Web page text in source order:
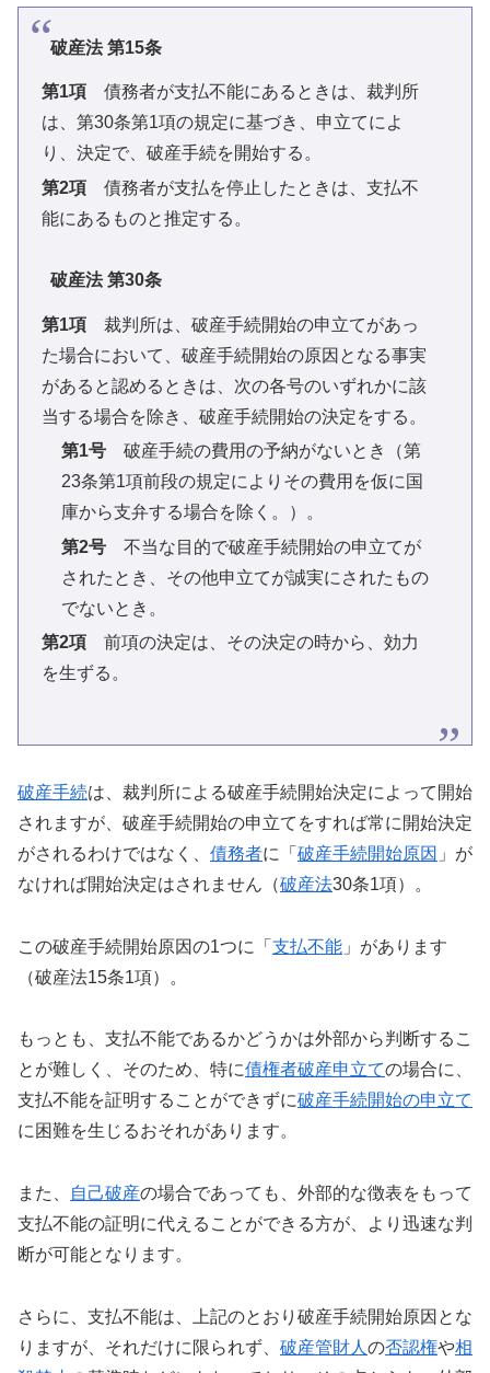
破産法 第15条
第1項 債務者が支払不能にあるときは、裁判所
は、第30条第1項の規定に基づき、申立てによ
り、決定で、破産手続を開始する。
第2項 債務者が支払を停止したときは、支払不
能にあるものと推定する。
破産法 第30条
第1項 裁判所は、破産手続開始の申立てがあっ
た場合において、破産手続開始の原因となる事実
があると認めるときは、次の各号のいずれかに該
当する場合を除き、破産手続開始の決定をする。
第1号破産手続の費用の予納がないとき（第
23条第1項前段の規定によりその費用を仮に国
庫から支弁する場合を除く。）。
第2号不当な目的で破産手続開始の申立てが
されたとき、その他申立てが誠実にされたもの
でないとき。
第2項 前項の決定は、その決定の時から、効力
を生ずる。
破産手続は、裁判所による破産手続開始決定によって開始
されますが、破産手続開始の申立てをすれば常に開始決定
がされるわけではなく、 債務者に「 破産手続開始原因 」が
なければ開始決定はされません（破産法30条1項）。
この破産手続開始原因の1つに「 支払不能 」があります
（破産法15条1項）。
もっとも、支払不能であるかどうかは外部から判断するこ
とが難しく、そのため、特に債権者破産申立ての場合に、
支払不能を証明することができずに破産手続開始の申立て
に困難を生じるおそれがあります。
また、 自己破産の場合であっても、外部的な徴表をもって
支払不能の証明に代えることができる方が、より迅速な判
断が可能となります。
さらに、支払不能は、上記のとおり破産手続開始原因とな
りますが、それだけに限られず、 破産管財人 の否認権や相